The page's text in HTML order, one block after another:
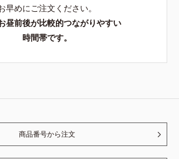
早めにご注文ください。
昼前後が比較的つながりやすい
時間帯です。
商品番号から注文